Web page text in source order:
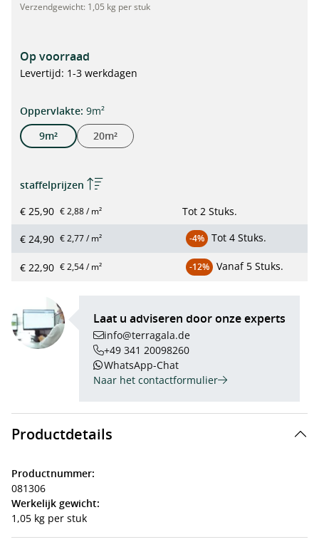
Verzendgewicht: 1,05 kg per stuk
Op voorraad
Levertijd: 1-3 werkdagen
Oppervlakte: selecteren
9m²
9m²
20m²
staffelprijzen
€ 25,90 € 2,88 / m² Tot 2 Stuks.
€ 24,90 € 2,77 / m² -4% Tot 4 Stuks.
€ 22,90 € 2,54 / m² -12% Vanaf 5 Stuks.
Laat u adviseren door onze experts
info@terragala.de
+49 341 20098260
WhatsApp-Chat
Naar het contactformulier
Productdetails
Productnummer:
081306
Werkelijk gewicht:
1,05 kg per stuk